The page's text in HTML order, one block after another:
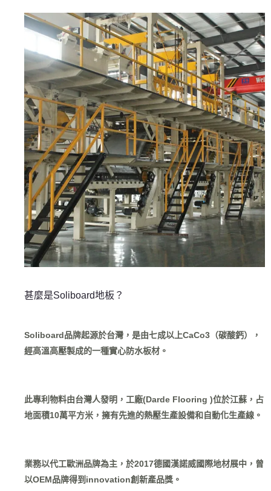
甚麼是Soliboard地板？
Soliboard品牌起源於台灣，是由七成以上CaCo3（碳酸鈣），
經高溫高壓製成的一種實心防水板材。
此專利物料由台灣人發明，工廠(Darde Flooring )位於江蘇，占
地面積10萬平方米，擁有先進的熱壓生產設備和自動化生產線。
業務以代工歐洲品牌為主，於2017德國漢諾威國際地材展中，曾
以OEM品牌得到innovation創新產品獎。